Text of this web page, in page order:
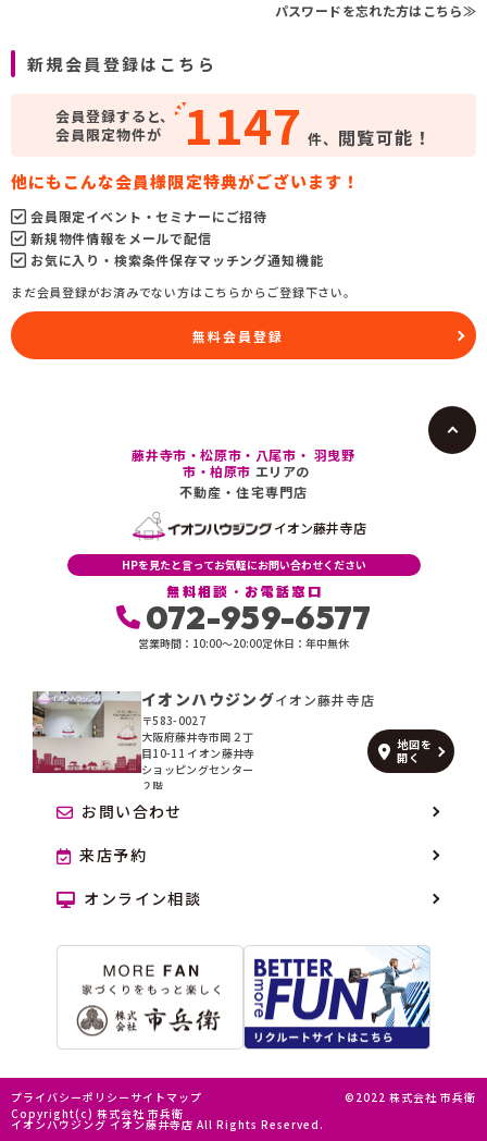
パスワードを忘れた方はこちら≫
新規会員登録はこちら
会員登録すると、
会員限定物件が
1147 件、 閲覧可能！
他にもこんな会員様限定特典がございます！
会員限定イベント・セミナーにご招待
新規物件情報をメールで配信
お気に入り・検索条件保存マッチング通知機能
まだ会員登録がお済みでない方はこちらからご登録下さい。
無料会員登録
藤井寺市・松原市・八尾市・ 羽曳野
市・柏原市 エリアの
不動産・住宅専門店
イオン藤井寺店
HPを見たと言ってお気軽にお問い合わせください
無料相談・お電話窓口
072-959-6577
営業時間：10:00〜20:00定休日：年中無休
イオンハウジングイオン藤井寺店
〒583-0027
大阪府藤井寺市岡２丁
目10-11 イオン藤井寺
ショッピングセンター
２階
地図を
開く
お問い合わせ
来店予約
オンライン相談
プライバシーポリシー サイトマップ
©2022 株式会社 市兵衛
Copyright(c) 株式会社 市兵衛
イオンハウジング イオン藤井寺店 All Rights Reserved.